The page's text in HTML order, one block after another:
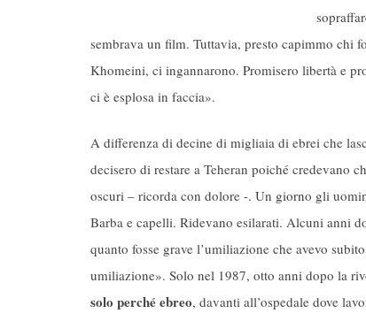
sembrava un film. Tuttavia, presto capimmo chi
Khomeini, ci ingannarono. Promisero libertà e
ci è esplosa in faccia».
A differenza di decine di migliaia di ebrei che
decisero di restare a Teheran poiché
oscuri – ricorda con dolore -. Un giorno gli
Barba e capelli. Ridevano esilarati. Alcuni anni
quanto fosse grave l’umiliazione che avevo
umiliazione». Solo nel 1987, otto anni dopo la
solo perché ebreo, davanti all’ospedale dove